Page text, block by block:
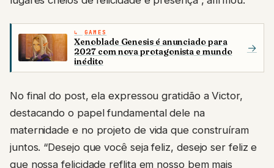
GAMES
Xenoblade Genesis é anunciado para
2027 com nova protagonista e mundo
inédito
→
No final do post, ela expressou gratidão a Victor,
destacando o papel fundamental dele na
maternidade e no projeto de vida que construíram
juntos. “Desejo que você seja feliz, desejo ser feliz e
que nossa felicidade reflita em nosso bem mais